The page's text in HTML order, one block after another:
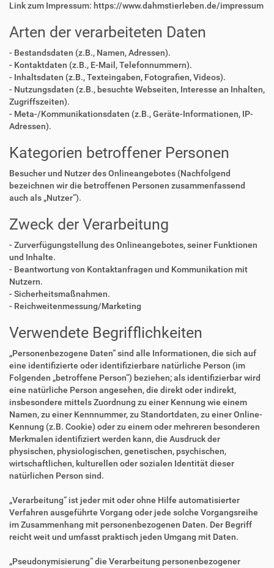
Link zum Impressum: https://www.dahmstierleben.de/impressum
Arten der verarbeiteten Daten
- Bestandsdaten (z.B., Namen, Adressen).
- Kontaktdaten (z.B., E-Mail, Telefonnummern).
- Inhaltsdaten (z.B., Texteingaben, Fotografien, Videos).
- Nutzungsdaten (z.B., besuchte Webseiten, Interesse an Inhalten,
Zugriffszeiten).
- Meta-/Kommunikationsdaten (z.B., Geräte-Informationen, IP-
Adressen).
Kategorien betroffener Personen
Besucher und Nutzer des Onlineangebotes (Nachfolgend
bezeichnen wir die betroffenen Personen zusammenfassend
auch als „Nutzer“).
Zweck der Verarbeitung
- Zurverfügungstellung des Onlineangebotes, seiner Funktionen
und Inhalte.
- Beantwortung von Kontaktanfragen und Kommunikation mit
Nutzern.
- Sicherheitsmaßnahmen.
- Reichweitenmessung/Marketing
Verwendete Begrifflichkeiten
„Personenbezogene Daten“ sind alle Informationen, die sich auf
eine identifizierte oder identifizierbare natürliche Person (im
Folgenden „betroffene Person“) beziehen; als identifizierbar wird
eine natürliche Person angesehen, die direkt oder indirekt,
insbesondere mittels Zuordnung zu einer Kennung wie einem
Namen, zu einer Kennnummer, zu Standortdaten, zu einer Online-
Kennung (z.B. Cookie) oder zu einem oder mehreren besonderen
Merkmalen identifiziert werden kann, die Ausdruck der
physischen, physiologischen, genetischen, psychischen,
wirtschaftlichen, kulturellen oder sozialen Identität dieser
natürlichen Person sind.
„Verarbeitung“ ist jeder mit oder ohne Hilfe automatisierter
Verfahren ausgeführte Vorgang oder jede solche Vorgangsreihe
im Zusammenhang mit personenbezogenen Daten. Der Begriff
reicht weit und umfasst praktisch jeden Umgang mit Daten.
„Pseudonymisierung“ die Verarbeitung personenbezogener